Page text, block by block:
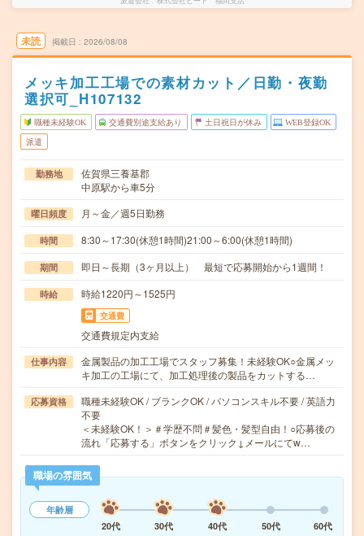
未読 掲載日 2026/08/08
メッキ加工工場での素材カット／日勤・夜勤
選択可_H107132
職種未経験OK 交通費別途支給あり 土日祝日が休み WEB登録OK
派遣
勤務地
佐賀県三養基郡
中原駅から車5分
曜日頻度 月～金／週5日勤務
時間 8:30～17:30(休憩1時間)21:00～6:00(休憩1時間)
期間 即日～長期（3ヶ月以上） 最短で応募開始から1週間！
時給 時給1220円～1525円
交通費
交通費規定内支給
仕事内容
金属製品の加工工場でスタッフ募集！未経験OK○金属メッ
キ加工の工場にて、加工処理後の製品をカットする…
応募資格
職種未経験OK / ブランクOK / パソコンスキル不要 / 英語力
不要
＜未経験OK！＞＃学歴不問＃髪色・髪型自由！○応募後の
流れ「応募する」ボタンをクリック↓メールにてw…
職場の雰囲気
年齢層
20代
30代 40代 50代 60代